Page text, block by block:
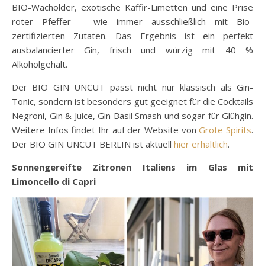
BIO-Wacholder, exotische Kaffir-Limetten und eine Prise
roter Pfeffer – wie immer ausschließlich mit Bio-
zertifizierten Zutaten. Das Ergebnis ist ein perfekt
ausbalancierter Gin, frisch und würzig mit 40 %
Alkoholgehalt.
Der BIO GIN UNCUT passt nicht nur klassisch als Gin-
Tonic, sondern ist besonders gut geeignet für die Cocktails
Negroni, Gin & Juice, Gin Basil Smash und sogar für Glühgin.
Weitere Infos findet Ihr auf der Website vonGrote Spirits.
Der BIO GIN UNCUT BERLIN ist aktuell hier erhältlich.
Sonnengereifte Zitronen Italiens im Glas mit
Limoncello di Capri